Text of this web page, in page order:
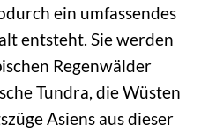
ein umfassendes
entsteht. Sie werden
Regenwälder
Tundra, die Wüsten
Asiens aus dieser